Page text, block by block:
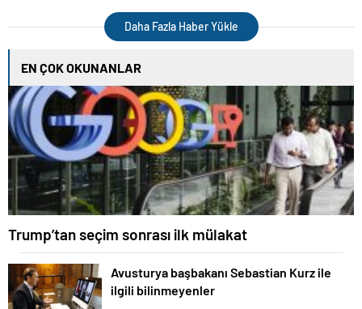
Daha Fazla Haber Yükle
EN ÇOK OKUNANLAR
Trump’tan seçim sonrası ilk mülakat
Avusturya başbakanı Sebastian Kurz ile
ilgili bilinmeyenler